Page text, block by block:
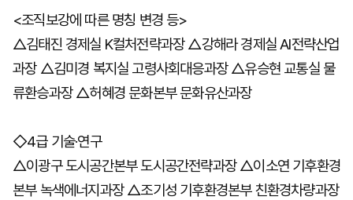
<조직보강에 따른 명칭 변경 등>
△김태진 경제실 K컬처전략과장 △강해라 경제실 AI전략산업
과장 △김미경 복지실 고령사회대응과장 △유승현 교통실 물
류환승과장 △허혜경 문화본부 문화유산과장
◇4급 기술·연구
△이광구 도시공간본부 도시공간전략과장 △이소연 기후환경
본부 녹색에너지과장 △조기성 기후환경본부 친환경차량과장